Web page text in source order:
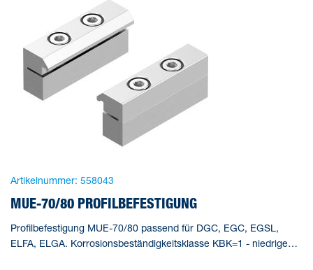
Artikelnummer: 558043
MUE-70/80 PROFILBEFESTIGUNG
Profilbefestigung MUE-70/80 passend für DGC, EGC, EGSL,
ELFA, ELGA. Korrosionsbeständigkeitsklasse KBK=1 - niedrige